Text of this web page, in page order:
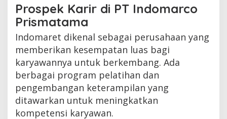
Prospek Karir di PT Indomarco
Prismatama
Indomaret dikenal sebagai perusahaan yang
memberikan kesempatan luas bagi
karyawannya untuk berkembang. Ada
berbagai program pelatihan dan
pengembangan keterampilan yang
ditawarkan untuk meningkatkan
kompetensi karyawan.